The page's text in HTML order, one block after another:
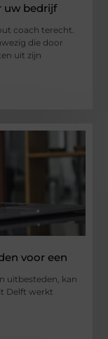
uw bedrijf
coach terecht.
die door
uit zijn
voor een
uitbesteden, kan
Delft werkt